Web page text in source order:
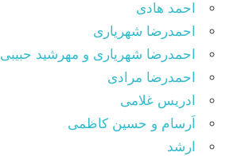
احمد هادی
احمدرضا شهریاری
احمدرضا شهریاری و مهرشید حبیبی
احمدرضا مرادی
ادریس غلامی
اَرسام و حسین کاظمی
ارشد